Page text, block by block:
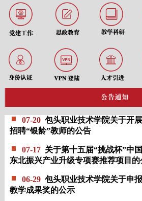
07-20包头职业技术学院关于开
招聘“银龄”教师的公告
07-17关于第十五届“挑战杯”中
东北振兴产业升级专项赛推荐项目的
06-29包头职业技术学院关于申
教学成果奖的公示